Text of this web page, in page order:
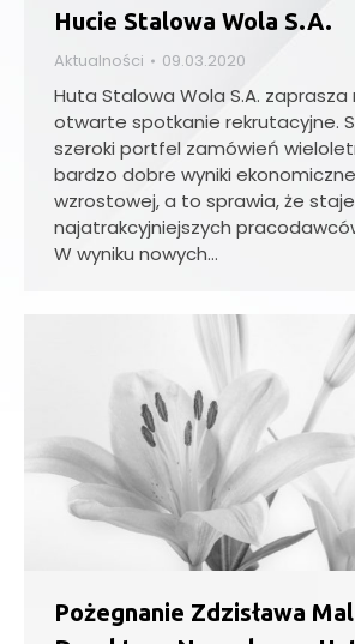
Hucie Stalowa Wola S.A.
Aktualności 09.03.2020
Huta Stalowa Wola S.A. zaprasza
otwarte spotkanie rekrutacyjne.
szeroki portfel zamówień
bardzo dobre wyniki
wzrostowej, a to sprawia, że
najatrakcyjniejszych
W wyniku nowych…
Pożegnanie Zdzisława